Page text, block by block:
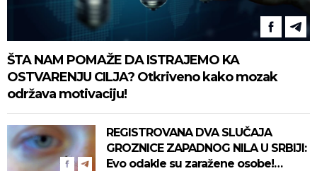
ŠTA NAM POMAŽE DA ISTRAJEMO KA
OSTVARENJU CILJA? Otkriveno kako mozak
održava motivaciju!
REGISTROVANA DVA SLUČAJA
GROZNICE ZAPADNOG NILA U SRBIJI:
Evo odakle su zaražene osobe!